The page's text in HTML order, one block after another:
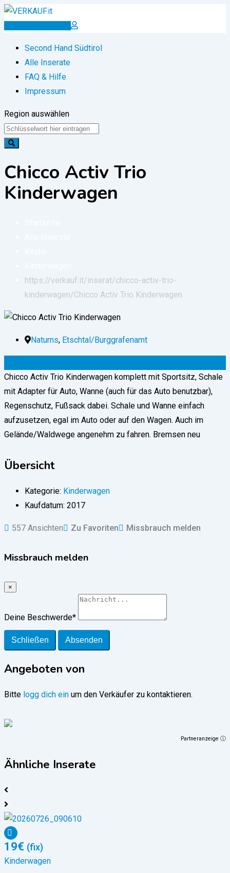
Zum
Inserat erstellen
Second Hand Südtirol
Alle Inserate
FAQ & Hilfe
Impressum
Region auswählen
Chicco Activ Trio
Kinderwagen
https://verkauf.it/inserat/chicco-activ-trio-
kinderwagen/Chicco Activ Trio Kinderwagen
Naturns, Etschtal/Burggrafenamt
Chicco Activ Trio Kinderwagen komplett mit Sportsitz, Schale
mit Adapter für Auto, Wanne (auch für das Auto benutzbar),
Regenschutz, Fußsack dabei. Schale und Wanne einfach
aufzusetzen, egal im Auto oder auf den Wagen. Auch im
Gelände/Waldwege angenehm zu fahren. Bremsen neu
Übersicht
Kategorie: Kinderwagen
Kaufdatum: 2017
557 Ansichten Zu Favoriten Missbrauch melden
Missbrauch melden
×
Deine Beschwerde*
Schließen Absenden
Angeboten von
Bitte logg dich ein um den Verkäufer zu kontaktieren.
Partneranzeige ⓘ
Ähnliche Inserate
19€ (fix)
Kinderwagen